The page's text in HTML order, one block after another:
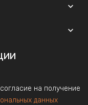


на получение
данных